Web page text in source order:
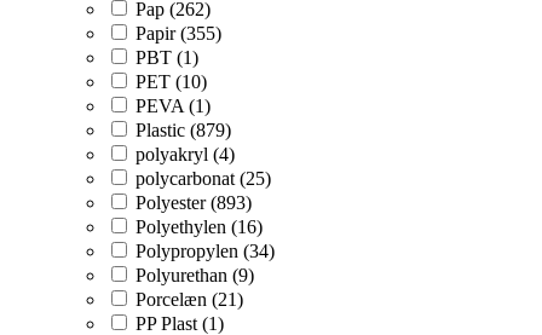
Pap (262)
Papir (355)
PBT (1)
PET (10)
PEVA (1)
Plastic (879)
polyakryl (4)
polycarbonat (25)
Polyester (893)
Polyethylen (16)
Polypropylen (34)
Polyurethan (9)
Porcelæn (21)
PP Plast (1)